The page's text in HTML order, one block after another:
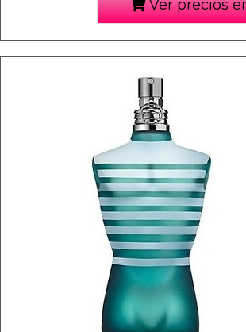
Ver precios